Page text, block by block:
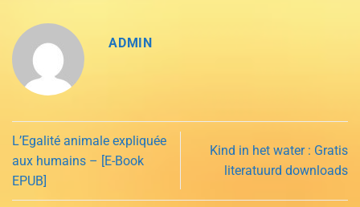
ADMIN
L’Egalité animale expliquée
aux humains – [E-Book
EPUB]
Kind in het water : Gratis
literatuurd downloads